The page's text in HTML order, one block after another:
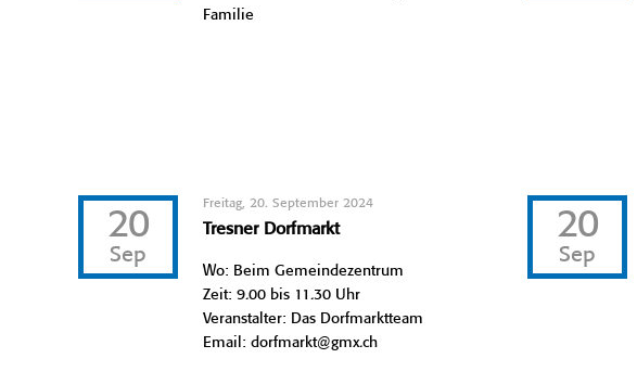
Familie
20
Sep
Freitag, 20. September 2024
Tresner Dorfmarkt
Wo: Beim Gemeindezentrum
Zeit: 9.00 bis 11.30 Uhr
Veranstalter: Das Dorfmarktteam
Email: dorfmarkt@gmx.ch
20
Sep